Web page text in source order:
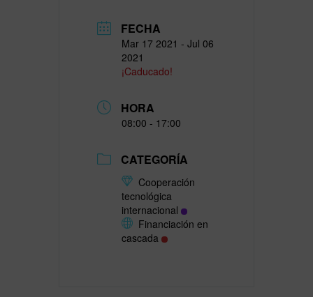
FECHA
Mar 17 2021 - Jul 06
2021
¡Caducado!
HORA
08:00 - 17:00
CATEGORÍA
Cooperación
tecnológica
internacional
Financiación en
cascada